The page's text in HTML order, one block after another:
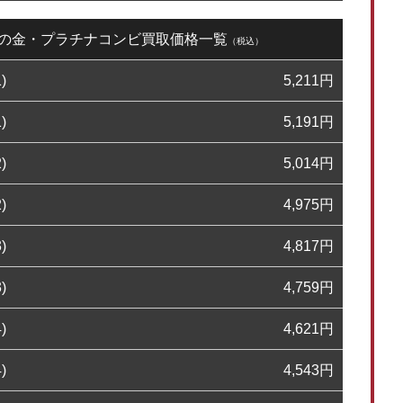
金・プラチナコンビ買取価格一覧 （税込）
5,211円
5,191円
5,014円
4,975円
4,817円
4,759円
4,621円
4,543円